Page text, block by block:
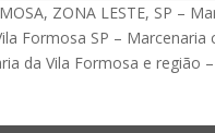
ZONA LESTE, SP –
Formosa SP –
da Vila Formosa e região